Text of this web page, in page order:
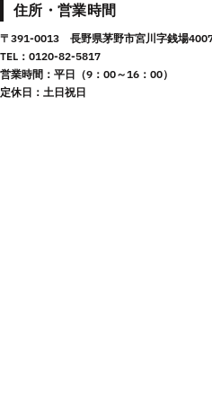
住所・営業時間
〒391-0013 長野県茅野市宮川字銭場
TEL：0120-82-5817
営業時間：平日（9：00～16：00）
定休日：土日祝日